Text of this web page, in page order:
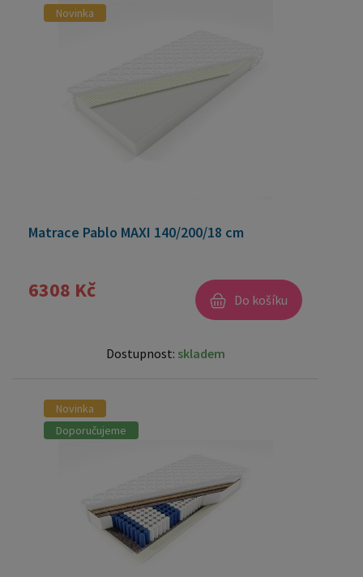
Novinka
Matrace Pablo MAXI 140/200/18 cm
6308 Kč Do košíku
Dostupnost: skladem
Novinka
Doporučujeme